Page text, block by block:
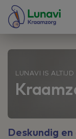
LUNAVI IS
Deskundig